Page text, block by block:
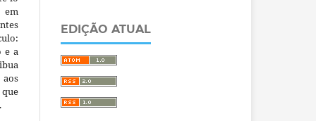
em
e a
EDIÇÃO ATUAL